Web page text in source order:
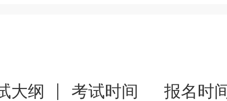
大纲 考试时间
报名时